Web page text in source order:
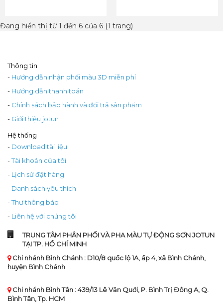
Đang hiển thị từ 1 đến 6 của 6 (1 trang)
Thông tin
- Hướng dẫn nhận phối màu 3D miễn phí
- Hướng dẫn thanh toán
- Chính sách bảo hành và đổi trả sản phẩm
- Giới thiệu jotun
Hệ thống
- Download tài liệu
-Tài khoản của tôi
- Lịch sử đặt hàng
- Danh sách yêu thích
-Thư thông báo
- Liên hệ với chúng tôi
TRUNG TÂM PHÂN PHỐI VÀ PHA MÀU TỰ ĐỘNG SƠN JOTUN
TẠI TP. HỒ CHÍ MINH
Chi nhánh Bình Chánh : D10/8 quốc lộ 1A, ấp 4, xã Bình Chánh,
huyện Bình Chánh
Chi nhánh Bình Tân : 439/13 Lê Văn Quới, P. Bình Trị Đông A, Q.
Bình Tân, Tp. HCM